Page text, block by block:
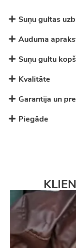
Suņu gultas
Auduma
Suņu gultu
Kvalitāte
Garantija un
Piegāde